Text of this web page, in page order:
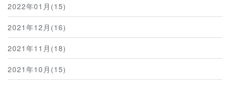
2022年01月(15)
2021年12月(16)
2021年11月(18)
2021年10月(15)